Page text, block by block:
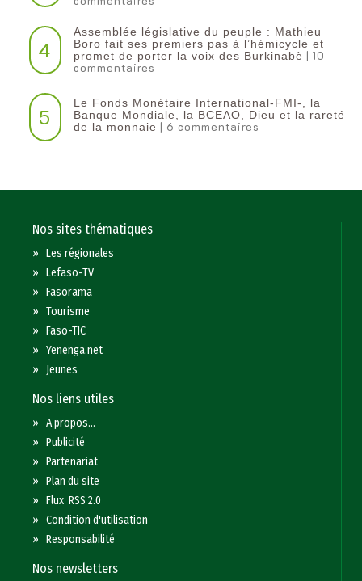
4
Assemblée législative du peuple : Mathieu
Boro fait ses premiers pas à l’hémicycle et
promet de porter la voix des Burkinabè | 10
commentaires
5
Le Fonds Monétaire International-FMI-, la
Banque Mondiale, la BCEAO, Dieu et la rareté
de la monnaie | 6 commentaires
Nos sites thématiques
»Les régionales
»Lefaso-TV
»Fasorama
»Tourisme
»Faso-TIC
»Yenenga.net
» Jeunes
Nos liens utiles
»A propos...
»Publicité
»Partenariat
»Plan du site
»Flux RSS 2.0
»Condition d'utilisation
»Responsabilité
Nos newsletters